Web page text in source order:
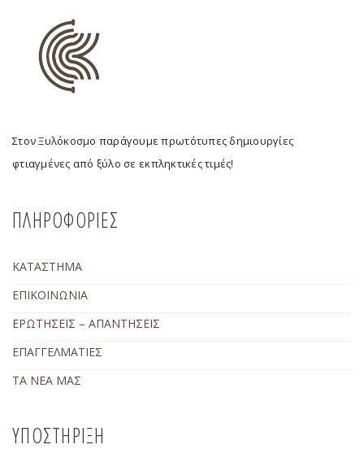
Στον Ξυλόκοσμο παράγουμε πρωτότυπες δημιουργίες
φτιαγμένες από ξύλο σε εκπληκτικές τιμές!
ΠΛΗΡΟΦΟΡΙΕΣ
ΚΑΤΑΣΤΗΜΑ
ΕΠΙΚΟΙΝΩΝΙΑ
ΕΡΩΤΗΣΕΙΣ – ΑΠΑΝΤΗΣΕΙΣ
ΕΠΑΓΓΕΛΜΑΤΙΕΣ
ΤΑ ΝΕΑ ΜΑΣ
ΥΠΟΣΤΗΡΙΞΗ